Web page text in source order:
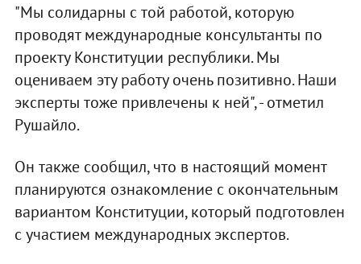
"Мы солидарны с той работой, которую
проводят международные консультанты по
проекту Конституции республики. Мы
оцениваем эту работу очень позитивно. Наши
эксперты тоже привлечены к ней", - отметил
Рушайло.
Он также сообщил, что в настоящий момент
планируются ознакомление с окончательным
вариантом Конституции, который подготовлен
с участием международных экспертов.